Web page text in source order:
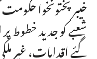
خیبرپختونخوا
شعبے کو جدید خطوط
گئے اقدامات، غیر